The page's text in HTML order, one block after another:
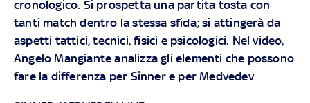
cronologico. Si prospetta una partita tosta con
tanti match dentro la stessa sfida; si attingerà da
aspetti tattici, tecnici, fisici e psicologici. Nel video,
Angelo Mangiante analizza gli elementi che possono
fare la differenza per Sinner e per Medvedev